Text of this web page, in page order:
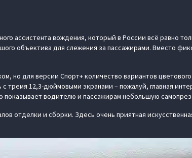
ассистента вождения, который в России всё равно
объектива для слежения за пассажирами. Вместо
но для версии Спорт+ количество вариантов
тремя 12,3-дюймовыми экранами – пожалуй, главная
показывает водителю и пассажирам небольшую
отделки и сборки. Здесь очень приятная